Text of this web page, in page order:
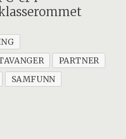
PARTNER
SAMFUNN